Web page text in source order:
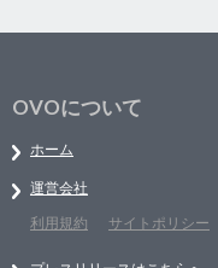
OVOについて
ホーム
運営会社
利用規約
サイトポリシー